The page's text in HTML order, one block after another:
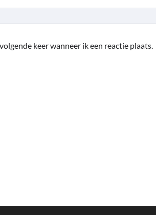
keer wanneer ik een reactie plaats.